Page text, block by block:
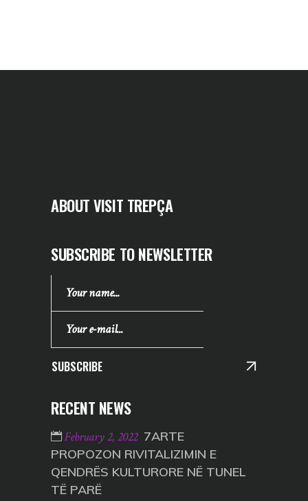
ABOUT VISIT TREPÇA
SUBSCRIBE TO NEWSLETTER
SUBSCRIBE
RECENT NEWS
February 2, 2022 7ARTE
PROPOZON RIVITALIZIMIN E
QENDRËS KULTURORE NË TUNEL
TË PARË